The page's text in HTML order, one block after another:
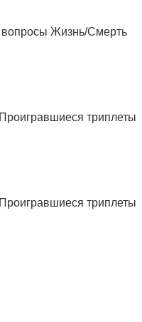
вопросы Жизнь/Смерть
триплеты
триплеты